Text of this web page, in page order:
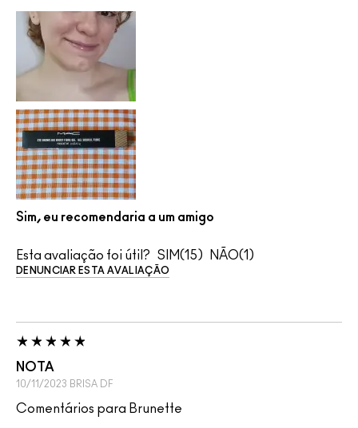
Sim, eu recomendaria a um amigo
Esta avaliação foi útil? 15 1
DENUNCIAR ESTA AVALIAÇÃO
NOTA
10/11/2023 BRISA DF
Comentários para Brunette